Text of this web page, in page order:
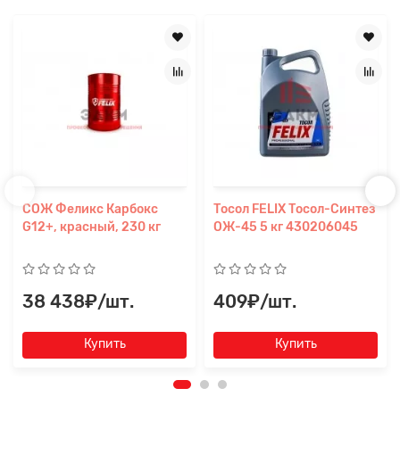
СОЖ Феликс Карбокс
G12+, красный, 230 кг
38 438₽/шт.
Купить
Тосол FELIX Тосол-Синтез
ОЖ-45 5 кг 430206045
409₽/шт.
Купить